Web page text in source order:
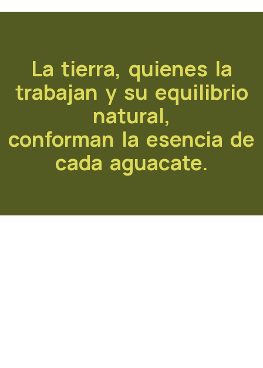
La tierra, quienes la
trabajan y su equilibrio
natural,
conforman la esencia de
cada aguacate.